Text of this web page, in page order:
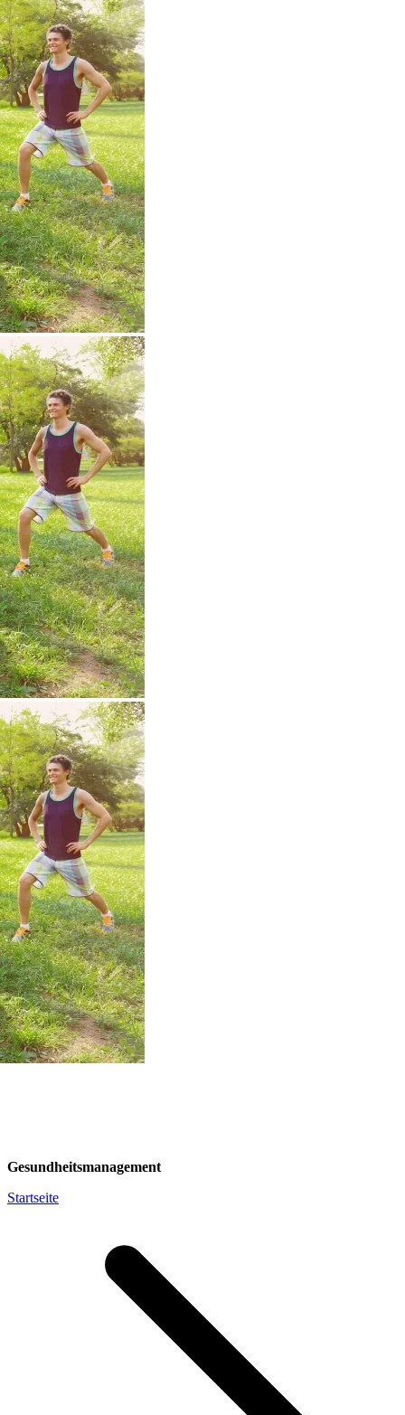
Gesundheitsmanagement
Startseite